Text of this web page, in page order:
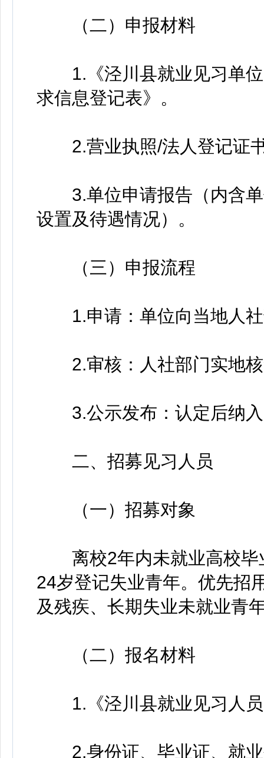
（二）申报材料
1.《泾川县就业见习单位
求信息登记表》。
2.营业执照/法人登记证
3.单位申请报告（内含单
设置及待遇情况）。
（三）申报流程
1.申请：单位向当地人社
2.审核：人社部门实地核
3.公示发布：认定后纳入
二、招募见习人员
（一）招募对象
离校2年内未就业高校毕
24岁登记失业青年。优先招
及残疾、长期失业未就业青
（二）报名材料
1.《泾川县就业见习人员
2.身份证、毕业证、就业